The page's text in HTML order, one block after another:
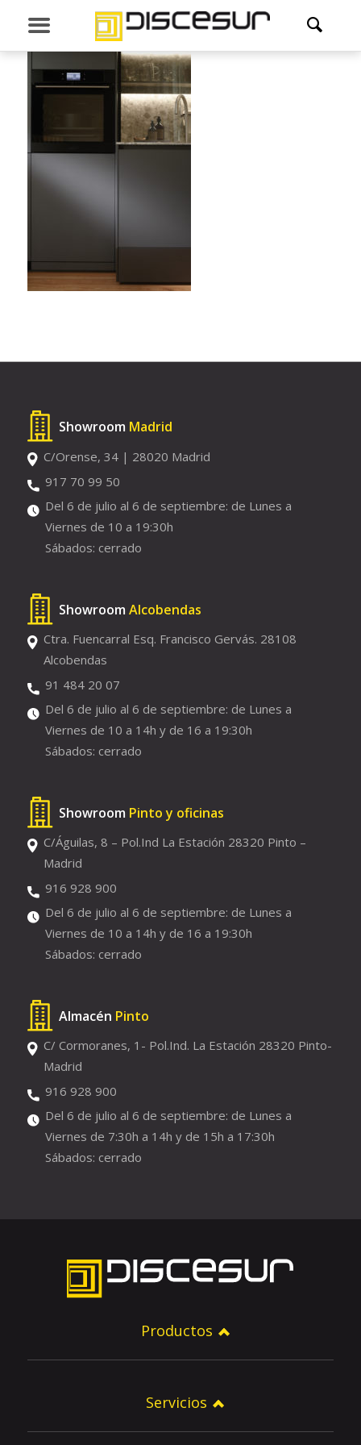
Showroom Madrid
C/Orense, 34 | 28020 Madrid
917 70 99 50
Del 6 de julio al 6 de septiembre: de Lunes a
Viernes de 10 a 19:30h
Sábados: cerrado
Showroom Alcobendas
Ctra. Fuencarral Esq. Francisco Gervás. 28108
Alcobendas
91 484 20 07
Del 6 de julio al 6 de septiembre: de Lunes a
Viernes de 10 a 14h y de 16 a 19:30h
Sábados: cerrado
Showroom Pinto y oficinas
C/Águilas, 8 – Pol.Ind La Estación 28320 Pinto –
Madrid
916 928 900
Del 6 de julio al 6 de septiembre: de Lunes a
Viernes de 10 a 14h y de 16 a 19:30h
Sábados: cerrado
Almacén Pinto
C/ Cormoranes, 1- Pol.Ind. La Estación 28320 Pinto-
Madrid
916 928 900
Del 6 de julio al 6 de septiembre: de Lunes a
Viernes de 7:30h a 14h y de 15h a 17:30h
Sábados: cerrado
Productos
Servicios